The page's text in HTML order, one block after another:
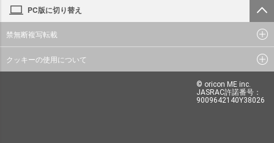
PC版に切り替え
禁無断複写転載
クッキーの使用について
© oricon ME inc.
JASRAC許諾番号：
9009642140Y38026